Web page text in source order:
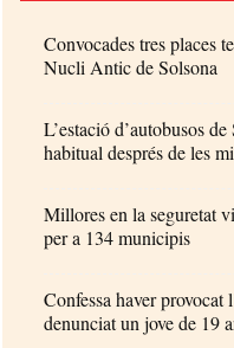
Convocades tres places
Nucli Antic de Solsona
L’estació d’autobusos
habitual després de les
Millores en la seguretat
per a 134 municipis
Confessa haver provocat
denunciat un jove de 19